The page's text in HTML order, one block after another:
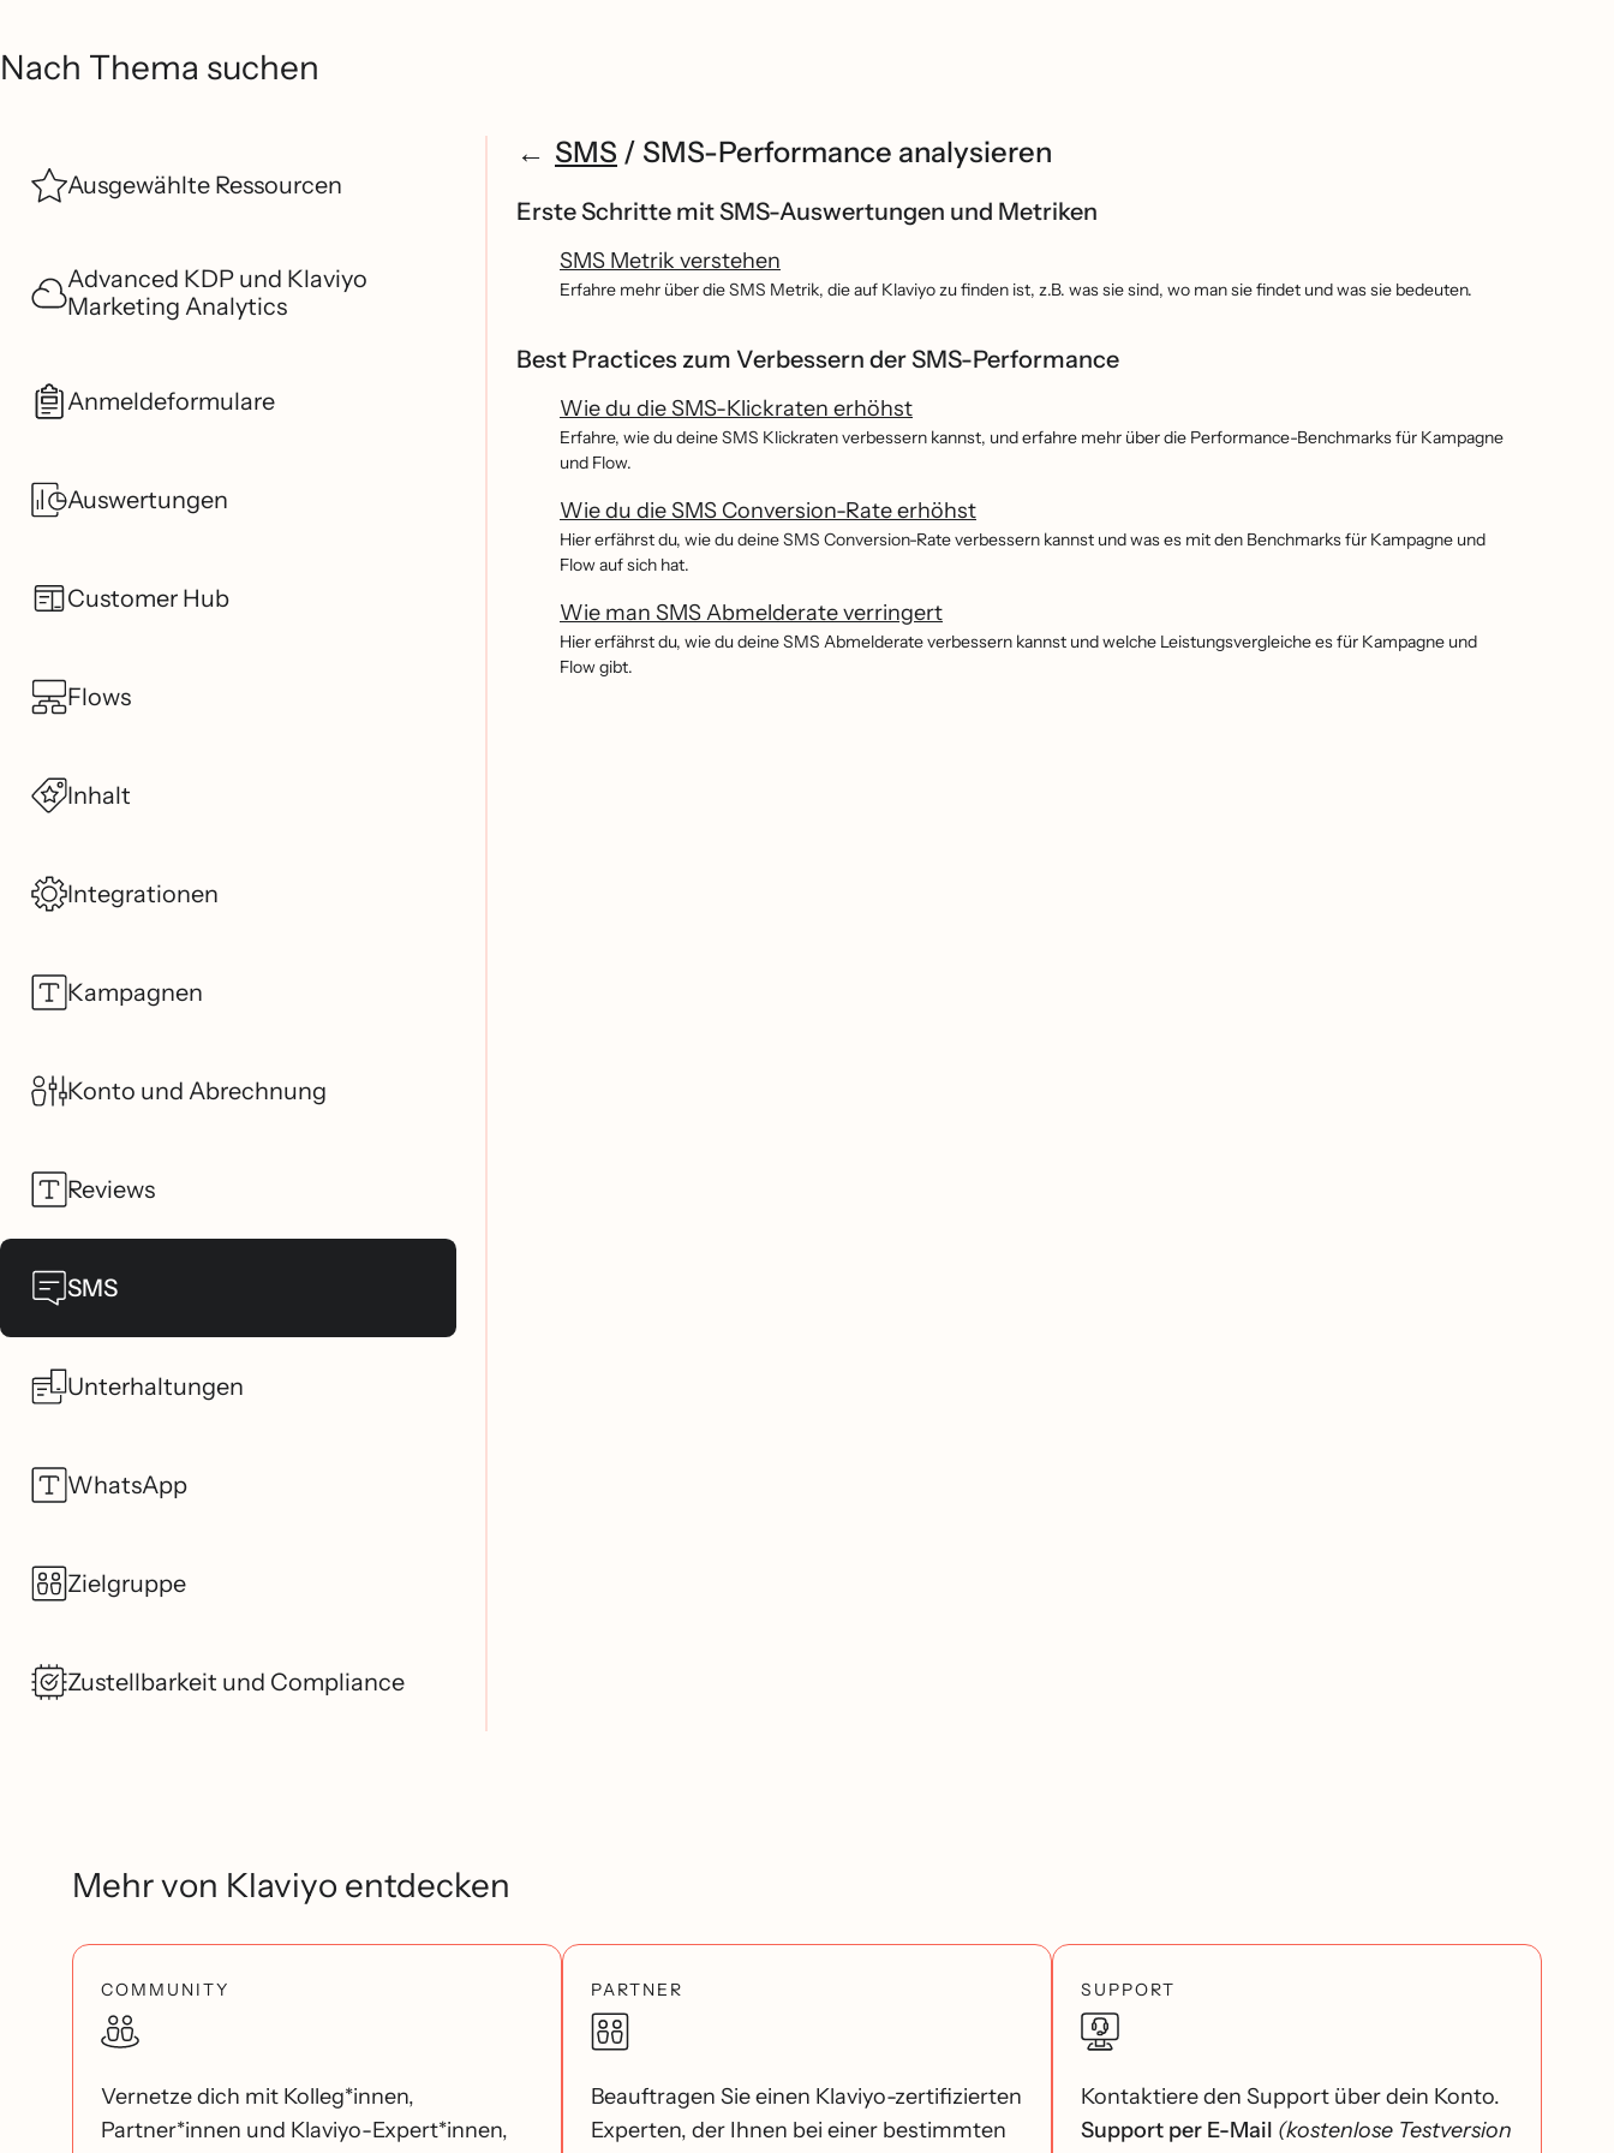
Nach Thema suchen
Ausgewählte Ressourcen
Advanced KDP und Klaviyo
Marketing Analytics
Anmeldeformulare
Auswertungen
Customer Hub
Flows
Inhalt
Integrationen
Kampagnen
Konto und Abrechnung
Reviews
SMS
Unterhaltungen
WhatsApp
Zielgruppe
Zustellbarkeit und Compliance
SMS / SMS-Performance analysieren
Erste Schritte mit SMS-Auswertungen und Metriken
SMS Metrik verstehen
Erfahre mehr über die SMS Metrik, die auf Klaviyo zu finden ist, z.B. was sie sind, wo man sie findet und was sie bedeuten.
Best Practices zum Verbessern der SMS-Performance
Wie du die SMS-Klickraten erhöhst
Erfahre, wie du deine SMS Klickraten verbessern kannst, und erfahre mehr über die Performance-Benchmarks für Kampagne
und Flow.
Wie du die SMS Conversion-Rate erhöhst
Hier erfährst du, wie du deine SMS Conversion-Rate verbessern kannst und was es mit den Benchmarks für Kampagne und
Flow auf sich hat.
Wie man SMS Abmelderate verringert
Hier erfährst du, wie du deine SMS Abmelderate verbessern kannst und welche Leistungsvergleiche es für Kampagne und
Flow gibt.
Mehr von Klaviyo entdecken
COMMUNITY
Vernetze dich mit Kolleg*innen,
Partner*innen und Klaviyo-Expert*innen,
PARTNER
Beauftragen Sie einen Klaviyo-zertifizierten
Experten, der Ihnen bei einer bestimmten
SUPPORT
Kontaktiere den Support über dein Konto.
Support per E-Mail (kostenlose Testversion